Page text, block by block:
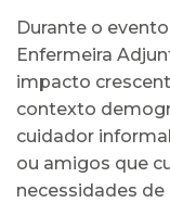
Durante o
Enfermeira
impacto
contexto
cuidador
ou amigos que
necessidades